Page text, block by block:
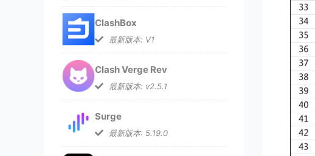
ClashBox
最新版本: V1
Clash Verge Rev
最新版本: v2.5.1
Surge
最新版本: 5.19.0